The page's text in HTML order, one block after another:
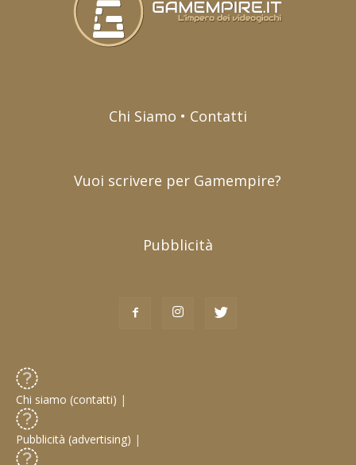
Chi Siamo • Contatti
Vuoi scrivere per Gamempire?
Pubblicità
Chi siamo (contatti) |
Pubblicità (advertising) |